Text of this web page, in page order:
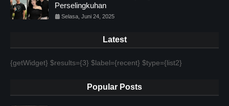
Perselingkuhan
Selasa, Juni 24, 2025
Latest
{getWidget} $results={3} $label={recent} $type={list2}
Popular Posts